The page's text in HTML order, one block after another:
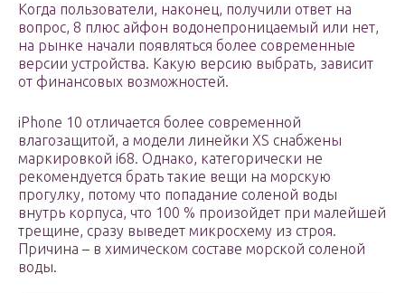
Когда пользователи, наконец, получили ответ на
вопрос, 8 плюс айфон водонепроницаемый или нет,
на рынке начали появляться более современные
версии устройства. Какую версию выбрать, зависит
от финансовых возможностей.
iPhone 10 отличается более современной
влагозащитой, а модели линейки XS снабжены
маркировкой i68. Однако, категорически не
рекомендуется брать такие вещи на морскую
прогулку, потому что попадание соленой воды
внутрь корпуса, что 100 % произойдет при малейшей
трещине, сразу выведет микросхему из строя.
Причина – в химическом составе морской соленой
воды.